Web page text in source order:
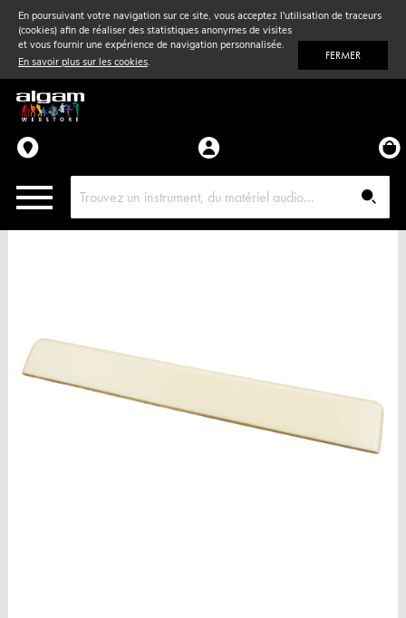
En poursuivant votre navigation sur ce site, vous acceptez l'utilisation de traceurs
(cookies) afin de réaliser des statistiques anonymes de visites
et vous fournir une expérience de navigation personnalisée.
En savoir plus sur les cookies. FERMER
Vent& Violon
Accessoires
Pièces détachées